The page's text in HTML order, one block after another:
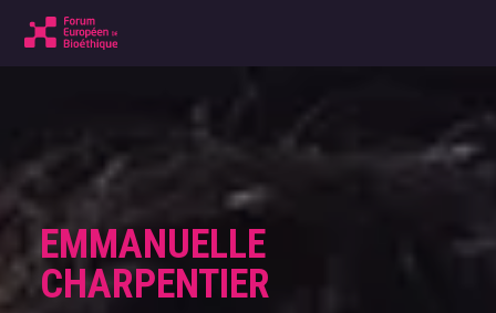
EMMANUELLE
CHARPENTIER